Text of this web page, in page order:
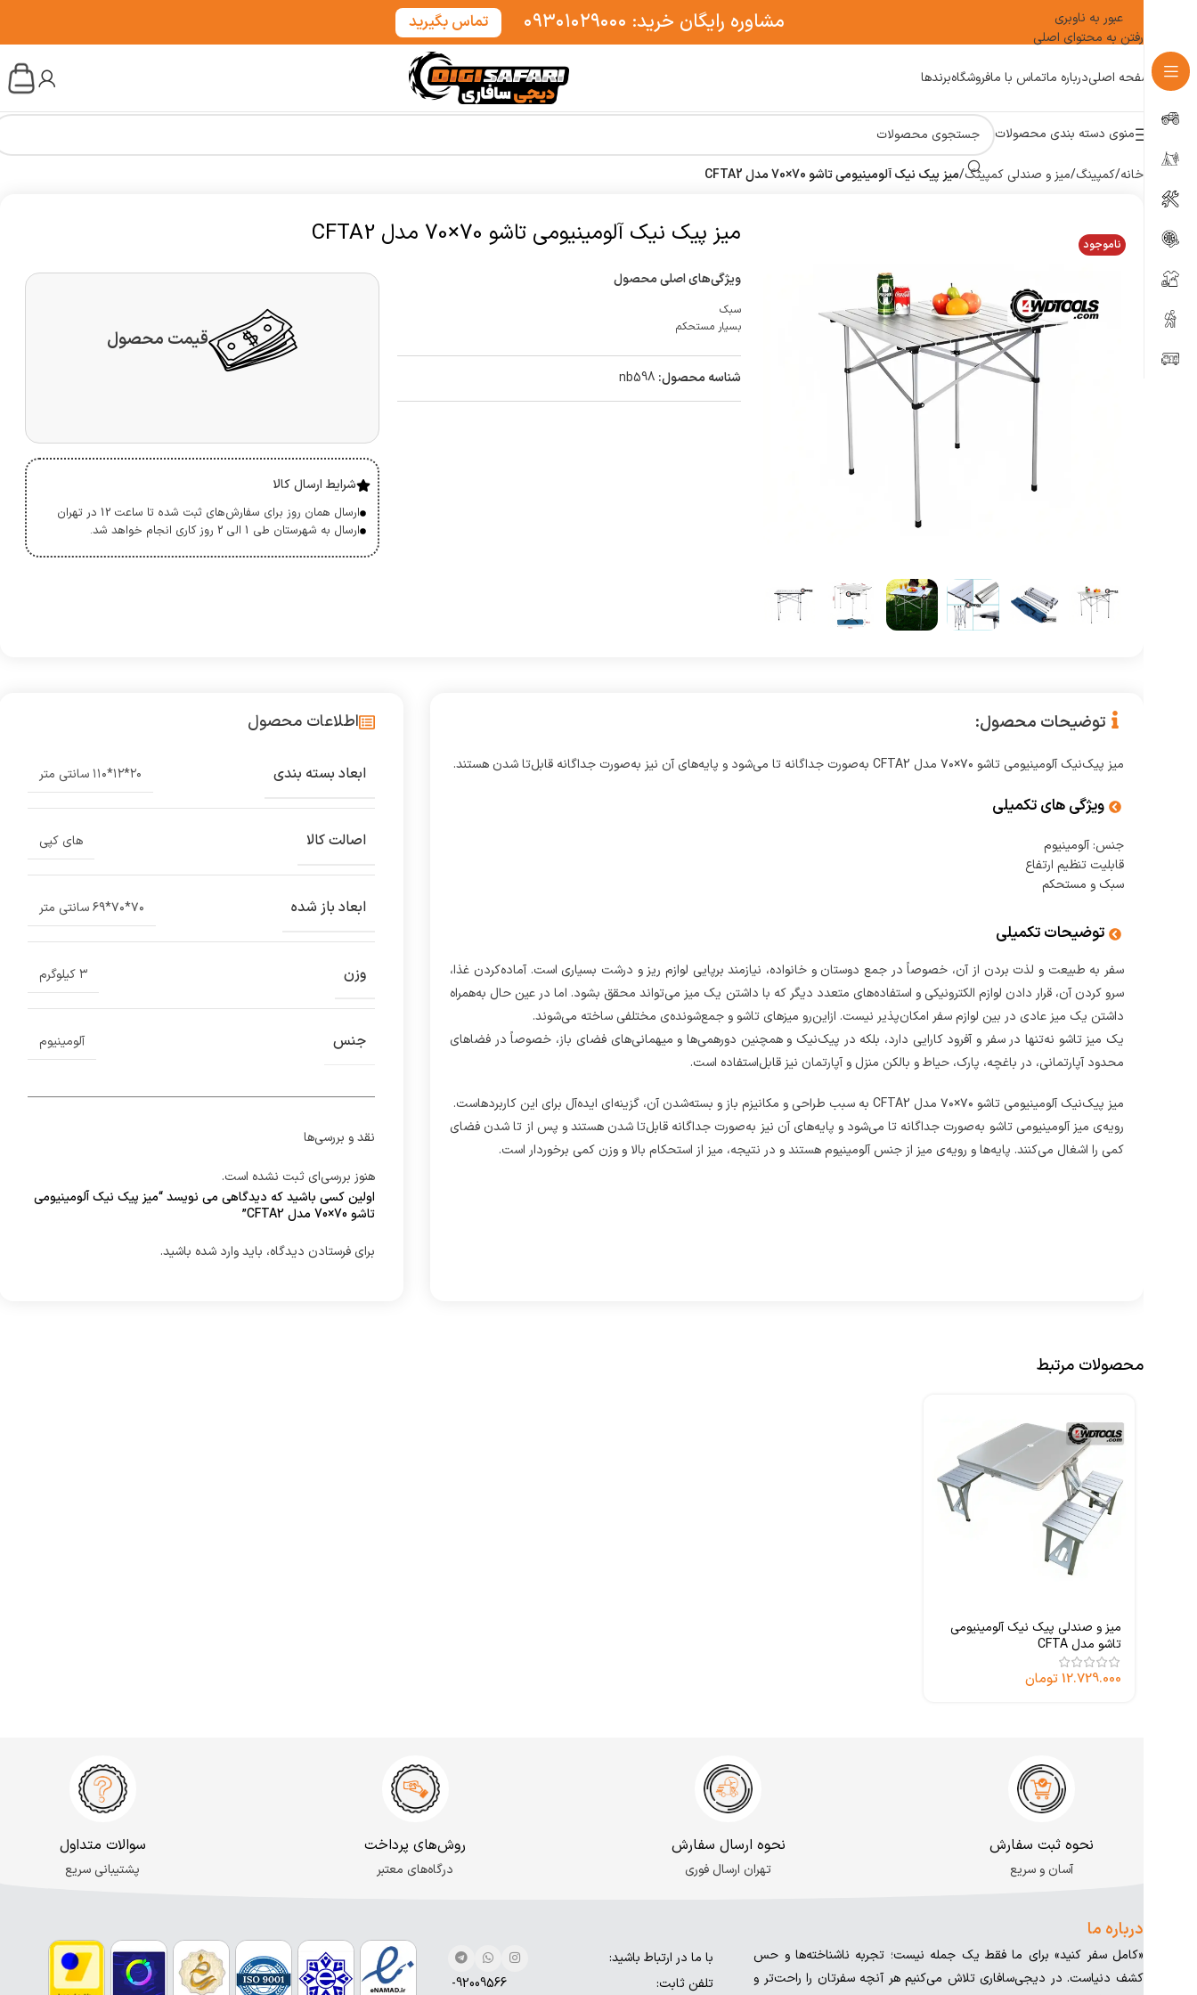
عبور به ناوبری
رفتن به محتوای اصلی
مشاوره رایگان خرید: ۰۹۳۰۱۰۲۹۰۰۰ تماس بگیرید
صفحه اصلیدرباره ماتماس با مافروشگاهبرندها
منوی دسته بندی محصولات
خانه/کمپینگ/میز و صندلی کمپینگ/میز پیک نیک آلومینیومی تاشو 70×70 مدل CFTA2
ناموجود میز پیک نیک آلومینیومی تاشو 70×70 مدل CFTA2
ویژگی‌های اصلی محصول
سبک
بسیار مستحکم
شناسه محصول: nb598
قیمت محصول
شرایط ارسال کالا
ارسال همان روز برای سفارش‌های ثبت شده تا ساعت 12 در تهران
ارسال به شهرستان طی 1 الی 2 روز کاری انجام خواهد شد.
توضیحات محصول:
میز پیک‌نیک آلومینیومی تاشو ۷۰×۷۰ مدل CFTA2 به‌صورت جداگانه تا می‌شود و پایه‌های آن نیز به‌صورت جداگانه قابل‌تا شدن هستند.
ویژگی های تکمیلی
جنس: آلومینیوم
قابلیت تنظیم ارتفاع
سبک و مستحکم
توضیحات تکمیلی
سفر به طبیعت و لذت بردن از آن، خصوصاً در جمع دوستان و خانواده، نیازمند برپایی لوازم ریز و درشت بسیاری است. آماده‌کردن غذا،
سرو کردن آن، قرار دادن لوازم الکترونیکی و استفاده‌های متعدد دیگر که با داشتن یک میز می‌تواند محقق بشود. اما در عین حال به‌همراه
داشتن یک میز عادی در بین لوازم سفر امکان‌پذیر نیست. ازاین‌رو میزهای تاشو و جمع‌شونده‌ی مختلفی ساخته می‌شوند.
یک میز تاشو نه‌تنها در سفر و آفرود کارایی دارد، بلکه در پیک‌نیک و همچنین دورهمی‌ها و میهمانی‌های فضای باز، خصوصاً در فضاهای
محدود آپارتمانی، در باغچه، پارک، حیاط و بالکن منزل و آپارتمان نیز قابل‌استفاده است.
میز پیک‌نیک آلومینیومی تاشو ۷۰×۷۰ مدل CFTA2 به سبب طراحی و مکانیزم باز و بسته‌شدن آن، گزینه‌ای ایده‌آل برای این کاربردهاست.
رویه‌ی میز آلومینیومی تاشو به‌صورت جداگانه تا می‌شود و پایه‌های آن نیز به‌صورت جداگانه قابل‌تا شدن هستند و پس از تا شدن فضای
کمی را اشغال می‌کنند. پایه‌ها و رویه‌ی میز از جنس آلومینیوم هستند و در نتیجه، میز از استحکام بالا و وزن کمی برخوردار است.
اطلاعات محصول
ابعاد بسته بندی ۲۰*۱۲*۱۱۰ سانتی متر
اصالت کالا های کپی
ابعاد باز شده ۷۰*۷۰*۶۹ سانتی متر
وزن ۳ کیلوگرم
جنس آلومینیوم
نقد و بررسی‌ها
هنوز بررسی‌ای ثبت نشده است.
اولین کسی باشید که دیدگاهی می نویسد “میز پیک نیک آلومینیومی
تاشو 70×70 مدل CFTA2”
برای فرستادن دیدگاه، بایدوارد شده باشید.
محصولات مرتبط
میز و صندلی پیک نیک آلومینیومی
تاشو مدل CFTA
12.729.000تومان
نحوه ثبت سفارش
آسان و سریع
نحوه ارسال سفارش
تهران ارسال فوری
روش‌های پرداخت
درگاه‌های معتبر
سوالات متداول
پشتیبانی سریع
درباره ما
«کامل سفر کنید» برای ما فقط یک جمله نیست؛ تجربه ناشناخته‌ها و حس
کشف دنیاست. در دیجی‌سافاری تلاش می‌کنیم هر آنچه سفرتان را راحت‌تر و
با ما در ارتباط باشید:
تلفن ثابت:
92009566-